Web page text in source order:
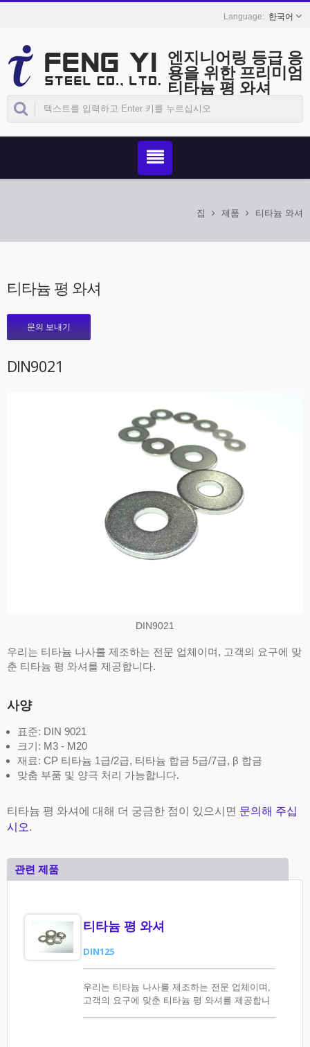
한국어
엔지니어링 등급 응
용을 위한 프리미엄
티타늄 평 와셔
집 제품 티타늄 와셔
티타늄 평 와셔
문의 보내기
DIN9021
DIN9021
우리는 티타늄 나사를 제조하는 전문 업체이며, 고객의 요구에 맞
춘 티타늄 평 와셔를 제공합니다.
사양
표준: DIN 9021
크기: M3 - M20
재료: CP 티타늄 1급/2급, 티타늄 합금 5급/7급, β 합금
맞춤 부품 및 양극 처리 가능합니다.
티타늄 평 와셔에 대해 더 궁금한 점이 있으시면 문의해 주십
시오.
관련 제품
티타늄 평 와셔
DIN125
우리는 티타늄 나사를 제조하는 전문 업체이며,
고객의 요구에 맞춘 티타늄 평 와셔를 제공합니